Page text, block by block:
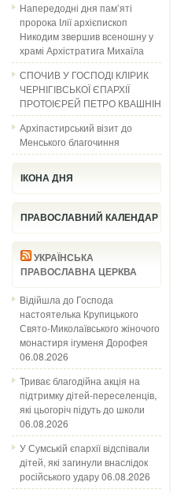
Напередодні дня пам’яті
пророка Ілії архієпископ
Никодим звершив всеношну у
храмі Архістратига Михаїла
СПОЧИВ У ГОСПОДІ КЛІРИК
ЧЕРНІГІВСЬКОЇ ЄПАРХІЇ
ПРОТОІЄРЕЙ ПЕТРО КВАШНІН
Архіпастирський візит до
Менського благочиння
ІКОНА ДНЯ
ПРАВОСЛАВНИЙ КАЛЕНДАР
УКРАЇНСЬКА
ПРАВОСЛАВНА ЦЕРКВА
Відійшла до Господа
настоятелька Крупицького
Свято-Миколаївського жіночого
монастиря ігуменя Дорофея
06.08.2026
Триває благодійна акція на
підтримку дітей-переселенців,
які цьогоріч підуть до школи
06.08.2026
У Сумській єпархії відспівали
дітей, які загинули внаслідок
російського удару06.08.2026